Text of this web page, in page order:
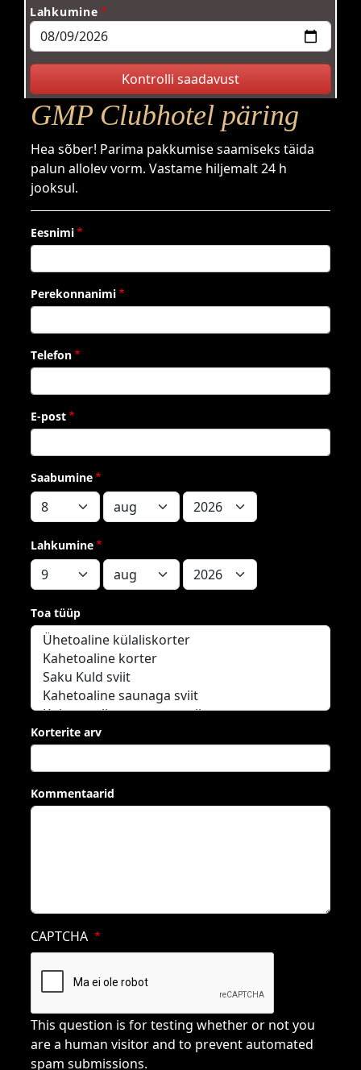
Lahkumine
GMP Clubhotel päring
Hea sõber! Parima pakkumise saamiseks täida
palun allolev vorm. Vastame hiljemalt 24 h
jooksul.
Eesnimi
Perekonnanimi
Telefon
E-post
Saabumine
Saabumine: PäevSaabumine: Kuu Saabumine: Aasta
Lahkumine
Lahkumine: PäevLahkumine: Kuu Lahkumine: Aasta
Toa tüüp
Korterite arv
Kommentaarid
CAPTCHA
This question is for testing whether or not you
are a human visitor and to prevent automated
spam submissions.